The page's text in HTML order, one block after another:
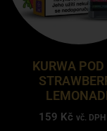
KURWA
159 Kč vč. DPH